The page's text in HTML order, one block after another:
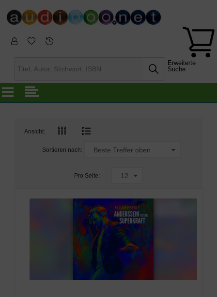
Erweiterte
Suche
Ansicht:
Sortieren nach:
Pro Seite: